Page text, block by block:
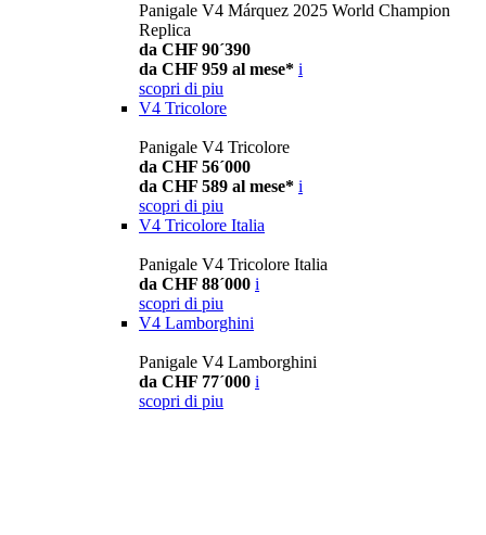
Panigale V4 Márquez 2025 World Champion
Replica
da CHF 90´390
da CHF 959 al mese* i
scopri di piu
V4 Tricolore
Panigale V4 Tricolore
da CHF 56´000
da CHF 589 al mese* i
scopri di piu
V4 Tricolore Italia
Panigale V4 Tricolore Italia
da CHF 88´000 i
scopri di piu
V4 Lamborghini
Panigale V4 Lamborghini
da CHF 77´000 i
scopri di piu